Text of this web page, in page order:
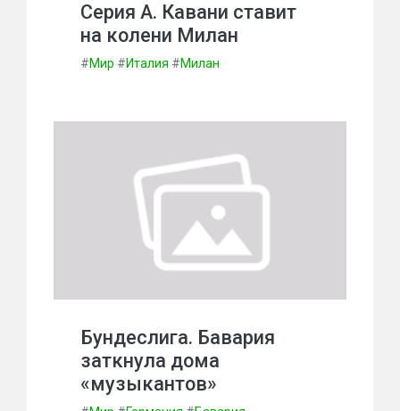
Серия А. Кавани ставит
на колени Милан
#Мир #Италия #Милан
Бундеслига. Бавария
заткнула дома
«музыкантов»